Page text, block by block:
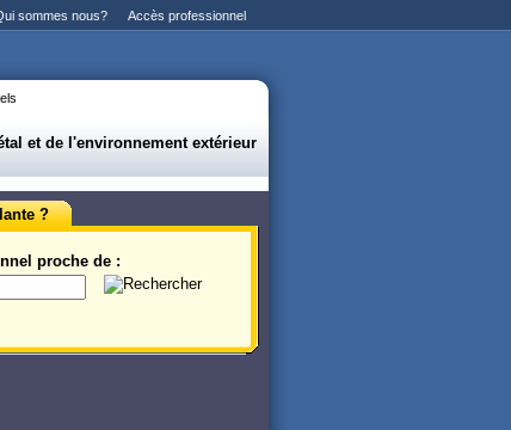
sommes nous? Accès professionnel
et de l'environnement extérieur
?
proche de :